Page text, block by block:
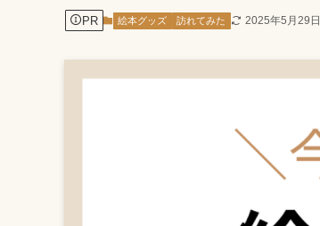
PR 絵本グッズ 訪れてみた 2025年5月29日